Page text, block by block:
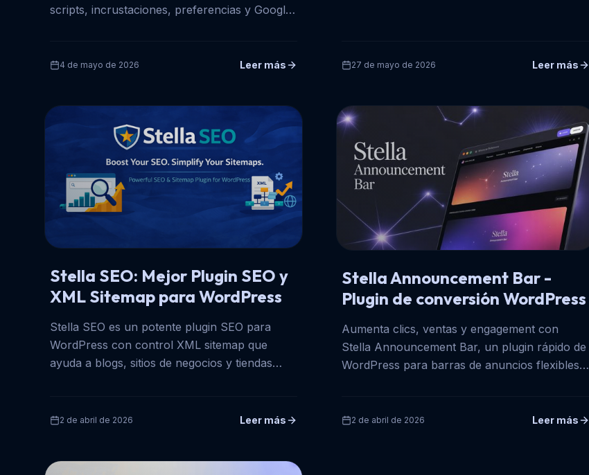
scripts, incrustaciones, preferencias y Google
4 de mayo de 2026 Leer más 27 de mayo de 2026 Leer más
Stella SEO: Mejor Plugin SEO y
XML Sitemap para WordPress
Stella SEO es un potente plugin SEO para
WordPress con control XML sitemap que
ayuda a blogs, sitios de negocios y tiendas
2 de abril de 2026 Leer más
Stella Announcement Bar -
Plugin de conversión WordPress
Aumenta clics, ventas y engagement con
Stella Announcement Bar, un plugin rápido de
WordPress para barras de anuncios flexibles y
2 de abril de 2026 Leer más